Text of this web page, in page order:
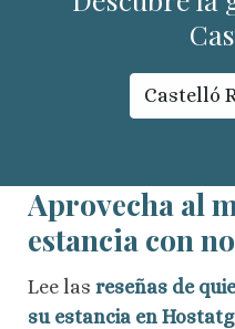
Castelló
Aprovecha al
estancia con
Lee las reseñas de
su estancia en